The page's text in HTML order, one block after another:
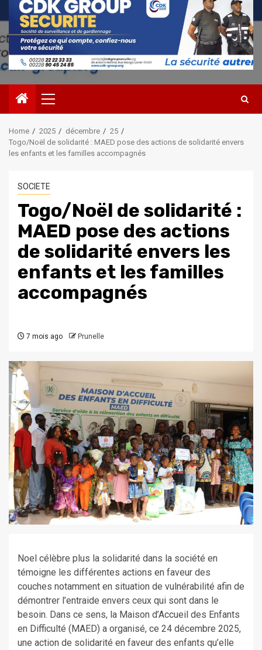
Primary
Menu
Home 2025 décembre
25
Togo/Noël de solidarité : MAED pose des actions de solidarité envers
les enfants et les familles accompagnés
SOCIETE
Togo/Noël de solidarité :
MAED pose des actions
de solidarité envers les
enfants et les familles
accompagnés
7 mois ago Prunelle
Noel célèbre plus la solidarité dans la société en
témoigne les différentes actions en faveur des
couches notamment en situation de vulnérabilité afin de
démontrer l’entraide envers ceux qui sont dans le
besoin. Dans ce sens, la Maison d’Accueil des Enfants
en Difficulté (MAED) a organisé, ce 24 décembre 2025,
une action de solidarité en faveur des enfants qu’elle